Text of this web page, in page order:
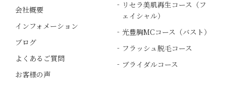
会社概要
インフォメーション
ブログ
よくあるご質問
お客様の声
リセラ美肌再生コース（フ
ェイシャル）
光豊胸MCコース（バスト）
フラッシュ脱毛コース
ブライダルコース